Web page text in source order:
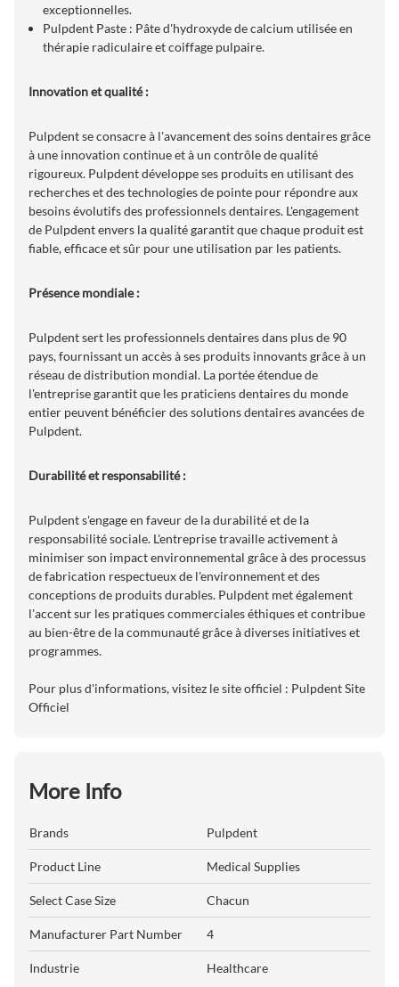
exceptionnelles.
Pulpdent Paste : Pâte d'hydroxyde de calcium utilisée en
thérapie radiculaire et coiffage pulpaire.
Innovation et qualité :
Pulpdent se consacre à l'avancement des soins dentaires grâce
à une innovation continue et à un contrôle de qualité
rigoureux. Pulpdent développe ses produits en utilisant des
recherches et des technologies de pointe pour répondre aux
besoins évolutifs des professionnels dentaires. L'engagement
de Pulpdent envers la qualité garantit que chaque produit est
fiable, efficace et sûr pour une utilisation par les patients.
Présence mondiale :
Pulpdent sert les professionnels dentaires dans plus de 90
pays, fournissant un accès à ses produits innovants grâce à un
réseau de distribution mondial. La portée étendue de
l'entreprise garantit que les praticiens dentaires du monde
entier peuvent bénéficier des solutions dentaires avancées de
Pulpdent.
Durabilité et responsabilité :
Pulpdent s'engage en faveur de la durabilité et de la
responsabilité sociale. L'entreprise travaille activement à
minimiser son impact environnemental grâce à des processus
de fabrication respectueux de l'environnement et des
conceptions de produits durables. Pulpdent met également
l'accent sur les pratiques commerciales éthiques et contribue
au bien-être de la communauté grâce à diverses initiatives et
programmes.
Pour plus d'informations, visitez le site officiel : Pulpdent Site
Officiel
More Info
Brands Pulpdent
Product Line Medical Supplies
Select Case Size Chacun
Manufacturer Part Number 4
Industrie Healthcare